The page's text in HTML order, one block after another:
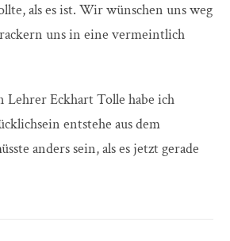
als es ist. Wir wünschen uns weg
uns in eine vermeintlich
Lehrer Eckhart Tolle habe ich
entstehe aus dem
anders sein, als es jetzt gerade